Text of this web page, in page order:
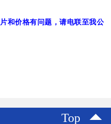
和价格有问题，请电联至我公
Top